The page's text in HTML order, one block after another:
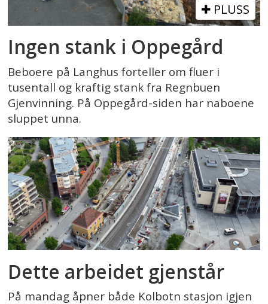
PLUSS
Ingen stank i Oppegård
Beboere på Langhus forteller om fluer i
tusentall og kraftig stank fra Regnbuen
Gjenvinning. På Oppegård-siden har naboene
sluppet unna.
Dette arbeidet gjenstår
På mandag åpner både Kolbotn stasjon igjen